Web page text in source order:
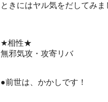
ときにはヤル気をだしてみま
★相性★
無邪気攻・攻寄リバ
●前世は、かかしです！